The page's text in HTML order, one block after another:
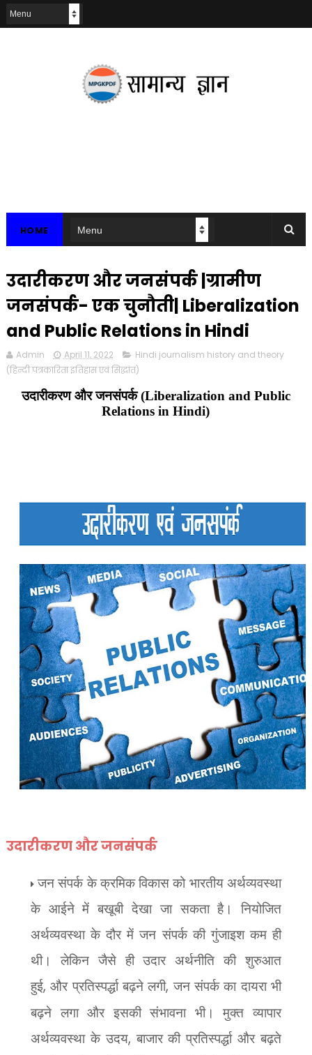
HOME
उदारीकरण और जनसंपर्क |ग्रामीण
जनसंपर्क- एक चुनौती| Liberalization
and Public Relations in Hindi
Admin April 11, 2022
Hindi journalism history and theory
(हिन्दी पत्रकारिता इतिहास एवं सिद्धांत)
उदारीकरण और जनसंपर्क (Liberalization and Public
Relations in Hindi)
उदारीकरण और जनसंपर्क
जन संपर्क के क्रमिक विकास को भारतीय अर्थव्यवस्था
के आईने में बखूबी देखा जा सकता है। नियोजित
अर्थव्यवस्था के दौर में जन संपर्क की गुंजाइश कम ही
थी। लेकिन जैसे ही उदार अर्थनीति की शुरुआत
हुई,और प्रतिस्पर्द्धा बढ़ने लगी, जन संपर्क का दायरा भी
बढ़ने लगा और इसकी संभावना भी। मुक्त व्यापार
अर्थव्यवस्था के उदय, बाजार की प्रतिस्पर्द्धा और बढ़ते